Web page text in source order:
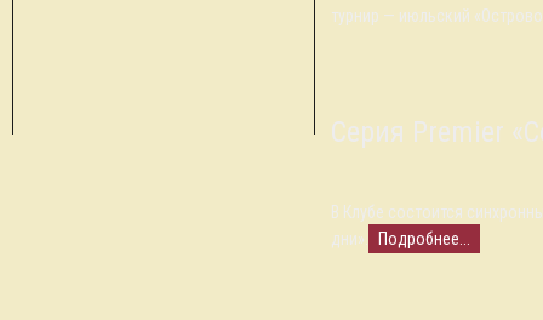
турнир — июльский
Серия Premier
В Клубе состоится
дни».
Подробнее...